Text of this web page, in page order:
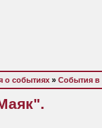
о событиях » События в